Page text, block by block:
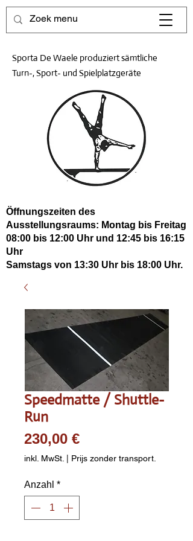
Sporta De Waele produziert sämtliche
Turn-, Sport- und Spielplatzgeräte
Öffnungszeiten des
Ausstellungsraums: Montag bis Freitag
08:00 bis 12:00 Uhr und 12:45 bis 16:15
Uhr
Samstags von 13:30 Uhr bis 18:00 Uhr.
Speedmatte / Shuttle-
Run
230,00 €Preis
inkl. MwSt. | Prijs zonder transport.
Anzahl *